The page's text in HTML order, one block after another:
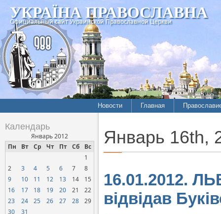
УКРАЇНА ПРАВОСЛАВНА
Официальный сайт Украинской Православной Церкви
Новости
Межконфессиональные
отношения
Официальная хроника
Расколы, ереси, секты
СОЦИАЛЬНОЕ
Главная
История
Календарь
Январь 2012
Пн
Вт Ср Чт Пт Сб Вс
1
2
3 4 5 6 7
8
9
10 11 12 13 14
15
16
17 18 19 20 21
22
23
24 25 26 27 28
29
30
31
Январь 16th,
16.01.2012.
відвідав